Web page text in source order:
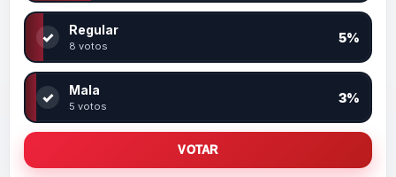
✓ Regular
8 votos
5%
✓ Mala
5 votos
3%
VOTAR